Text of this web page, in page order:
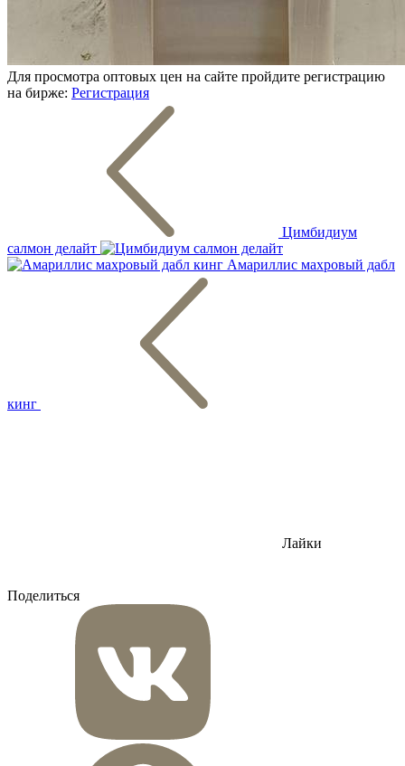
Для просмотра оптовых цен на сайте пройдите регистрацию
на бирже: Регистрация
Цимбидиум
салмон делайт
Амариллис махровый дабл
кинг
Лайки
Поделиться